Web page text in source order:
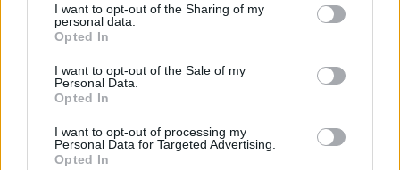
not limited to your visit or usage behaviour. You may click to
grant or deny consent to Google and its third-party tags to
use your data for below specified purposes in below Google
consent section.
I want to opt-out of the Sharing of my
personal data.
Opted In
I want to opt-out of the Sale of my
Personal Data.
Opted In
I want to opt-out of processing my
Personal Data for Targeted Advertising.
Opted In